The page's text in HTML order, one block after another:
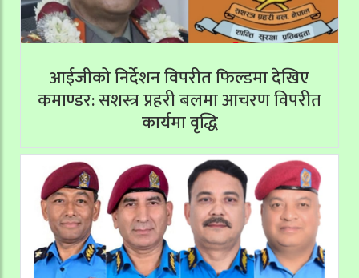
आईजीको निर्देशन विपरीत फिल्डमा देखिए
कमाण्डर: सशस्त्र प्रहरी बलमा आचरण विपरीत
कार्यमा वृद्धि